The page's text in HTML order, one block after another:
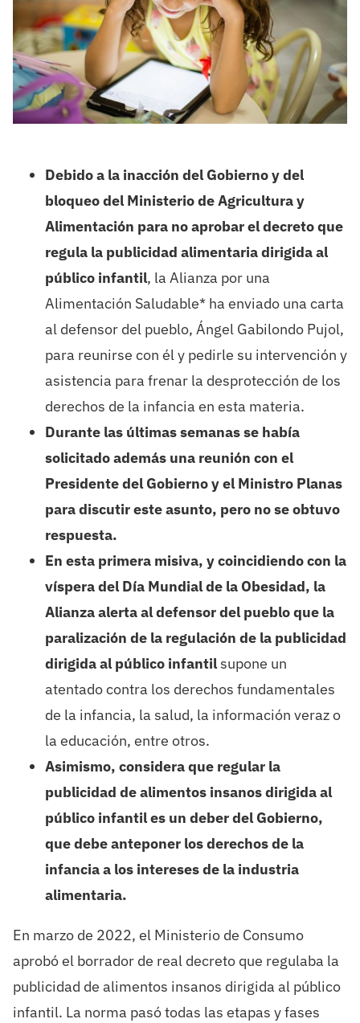
Debido a la inacción del Gobierno y del
bloqueo del Ministerio de Agricultura y
Alimentación para no aprobar el decreto que
regula la publicidad alimentaria dirigida al
público infantil, la Alianza por una
Alimentación Saludable* ha enviado una carta
al defensor del pueblo, Ángel Gabilondo Pujol,
para reunirse con él y pedirle su intervención y
asistencia para frenar la desprotección de los
derechos de la infancia en esta materia.
Durante las últimas semanas se había
solicitado además una reunión con el
Presidente del Gobierno y el Ministro Planas
para discutir este asunto, pero no se obtuvo
respuesta.
En esta primera misiva, y coincidiendo con la
víspera del Día Mundial de la Obesidad, la
Alianza alerta al defensor del pueblo que la
paralización de la regulación de la publicidad
dirigida al público infantilsupone un
atentado contra los derechos fundamentales
de la infancia, la salud, la información veraz o
la educación, entre otros.
Asimismo, considera que regular la
publicidad de alimentos insanos dirigida al
público infantil es un deber del Gobierno,
que debe anteponer los derechos de la
infancia a los intereses de la industria
alimentaria.
En marzo de 2022, el Ministerio de Consumo
aprobó el borrador de real decreto que regulaba la
publicidad de alimentos insanos dirigida al público
infantil. La norma pasó todas las etapas y fases